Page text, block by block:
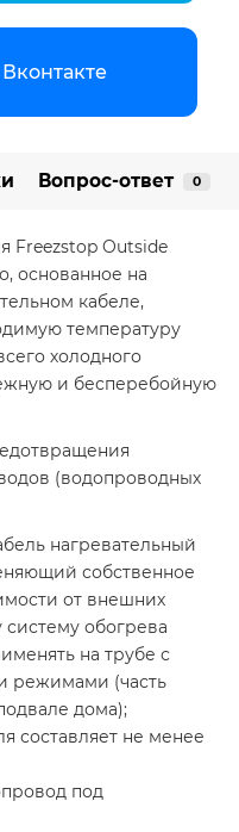
Вопрос-ответ 0
Freezstop Outside
основанное на
кабеле,
температуру
холодного
и бесперебойную
(водопроводных
нагревательный
собственное
от внешних
систему обогрева
на трубе с
режимами (часть
дома);
составляет не менее
под